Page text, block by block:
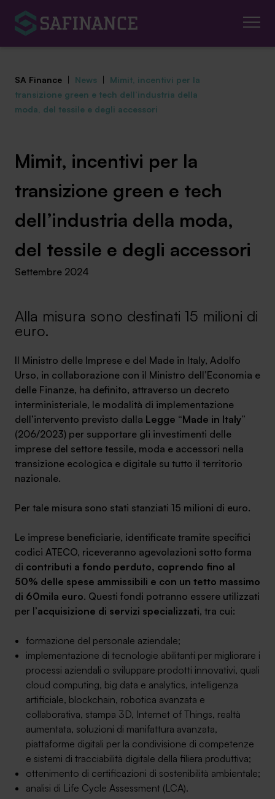
Finanza Agevolata
Centro studi
News ed eventi
Chi siamo
Contatti
info@safinance.it
all'Oam n.M336
SA Finance | News | Mimit, incentivi per la
transizione green e tech dell’industria della
moda, del tessile e degli accessori
Mimit, incentivi per la
transizione green e tech
dell’industria della moda,
del tessile e degli accessori
Settembre 2024
Alla misura sono destinati 15 milioni di
euro.
Il Ministro delle Imprese e del Made in Italy, Adolfo
Urso, in collaborazione con il Ministro dell’Economia e
delle Finanze, ha definito, attraverso un decreto
interministeriale, le modalità di implementazione
dell’intervento previsto dalla Legge “Made in Italy”
(206/2023) per supportare gli investimenti delle
imprese del settore tessile, moda e accessori nella
transizione ecologica e digitale su tutto il territorio
nazionale.
Per tale misura sono stati stanziati 15 milioni di euro.
Le imprese beneficiarie, identificate tramite specifici
codici ATECO, riceveranno agevolazioni sotto forma
di contributi a fondo perduto, coprendo fino al
50% delle spese ammissibili e con un tetto massimo
di 60mila euro. Questi fondi potranno essere utilizzati
per l’acquisizione di servizi specializzati, tra cui:
formazione del personale aziendale;
implementazione di tecnologie abilitanti per migliorare i
processi aziendali o sviluppare prodotti innovativi, quali
cloud computing, big data e analytics, intelligenza
artificiale, blockchain, robotica avanzata e
collaborativa, stampa 3D, Internet of Things, realtà
aumentata, soluzioni di manifattura avanzata,
piattaforme digitali per la condivisione di competenze
e sistemi di tracciabilità digitale della filiera produttiva;
ottenimento di certificazioni di sostenibilità ambientale;
analisi di Life Cycle Assessment (LCA).